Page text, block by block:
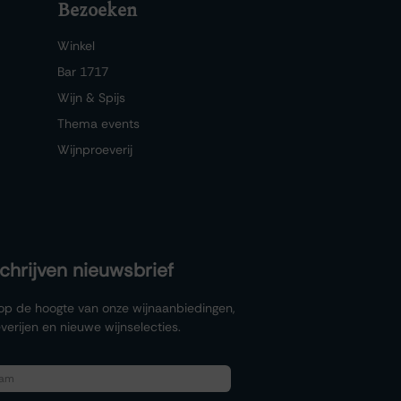
Bezoeken
Winkel
Bar 1717
Wijn & Spijs
Thema events
Wijnproeverij
nieuwsbrief
de hoogte van onze wijnaanbiedingen,
en nieuwe wijnselecties.